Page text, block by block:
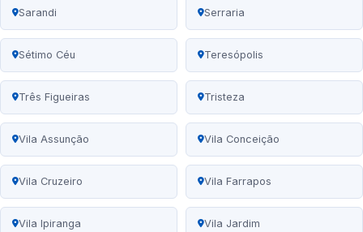
Sarandi Serraria
Sétimo Céu Teresópolis
Três Figueiras Tristeza
Vila Assunção Vila Conceição
Vila Cruzeiro Vila Farrapos
Vila Ipiranga Vila Jardim